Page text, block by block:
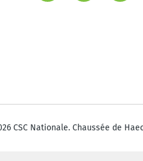
CSC Nationale. Chaussée de